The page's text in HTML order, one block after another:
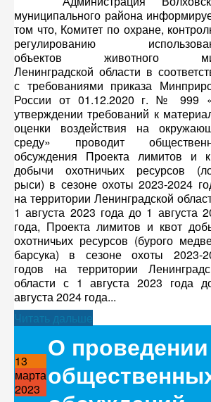
муниципального района
том что, Комитет по охране,
регулированию
объектов животного
Ленинградской области в
с требованиями приказа
России от 01.12.2020 г. № 999
утверждении требований к
оценки воздействия на
среду» проводит
обсуждения Проекта лимитов и
добычи охотничьих ресурсов
рыси) в сезоне охоты 2023-2024
на территории Ленинградской
1 августа 2023 года до 1 августа
года, Проекта лимитов и квот
охотничьих ресурсов (бурого
барсука) в сезоне охоты 2023-
годов на территории
области с 1 августа 2023 года
августа 2024 года...
Читать дальше
13
марта
2023
О проведении